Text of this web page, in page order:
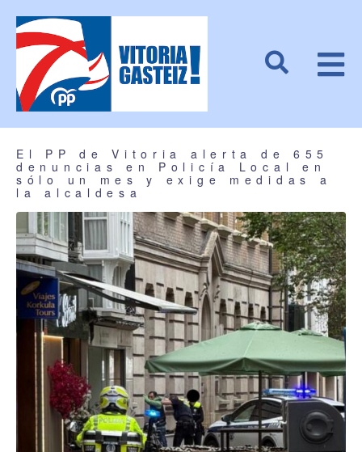
El PP de Vitoria alerta de 655
denuncias en Policía Local en
sólo un mes y exige medidas a
la alcaldesa